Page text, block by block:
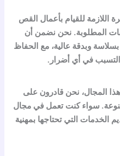
اللازمة للقيام بأعمال القص
المطلوبة. نحن نضمن أن
وبدقة عالية، مع الحفاظ
في أي أضرار.
المجال، نحن قادرون على
سواء كنت تعمل في مجال
الخدمات التي تحتاجها بمهنية